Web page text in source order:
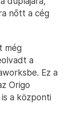
nőtt a cég
még
a
Ez a
Origo
a központi